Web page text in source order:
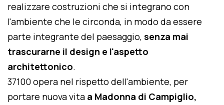
realizzare costruzioni che si integrano con
l'ambiente che le circonda, in modo da essere
parte integrante del paesaggio, senza mai
trascurarne il design e l'aspetto
architettonico.
37100 opera nel rispetto dell'ambiente, per
portare nuova vita a Madonna di Campiglio,